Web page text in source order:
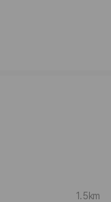
하세요
라 실제 이용 만족도가
최저가를 찾는 사용자
차감의 균형이 좋은 차
1.5km